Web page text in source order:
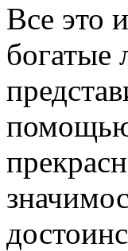
Все это
богатые